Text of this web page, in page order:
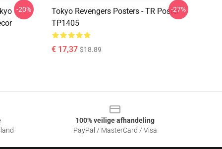
-20%
Tokyo Revengers Posters - TR Poster
TP1405
€ 17,37 $18.89
-27%
100% veilige afhandeling
PayPal / MasterCard / Visa